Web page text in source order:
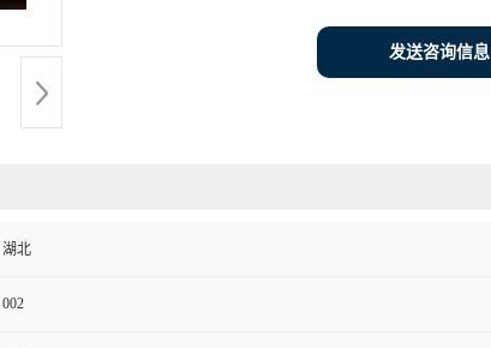
发送咨询信息
湖北
002